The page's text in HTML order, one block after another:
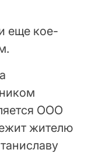
еще кое-
ООО
жителю